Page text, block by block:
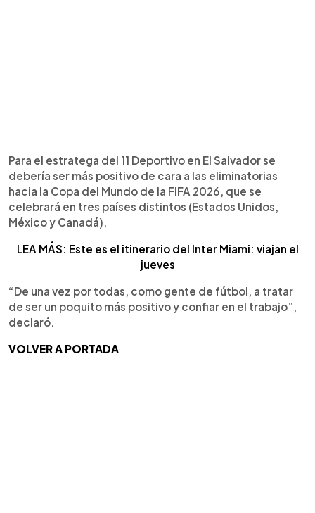
Para el estratega del 11 Deportivo en El Salvador se
debería ser más positivo de cara a las eliminatorias
hacia la Copa del Mundo de la FIFA 2026, que se
celebrará en tres países distintos (Estados Unidos,
México y Canadá).
LEA MÁS: Este es el itinerario del Inter Miami: viajan el
jueves
“De una vez por todas, como gente de fútbol, a tratar
de ser un poquito más positivo y confiar en el trabajo”,
declaró.
VOLVER A PORTADA